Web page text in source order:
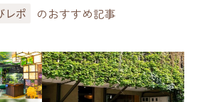
レポ のおすすめ記事